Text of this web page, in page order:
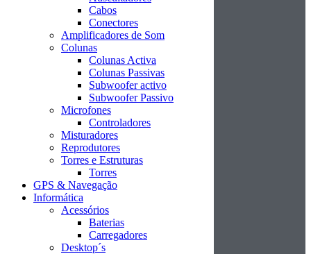
Cabos
Conectores
Amplificadores de Som
Colunas
Colunas Activa
Colunas Passivas
Subwoofer activo
Subwoofer Passivo
Microfones
Controladores
Misturadores
Reprodutores
Torres e Estruturas
Torres
GPS & Navegação
Informática
Acessórios
Baterias
Carregadores
Desktop´s